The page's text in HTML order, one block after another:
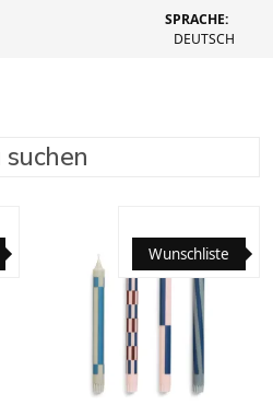
SPRACHE:
DEUTSCH
EMPFOHLEN
Wunschliste